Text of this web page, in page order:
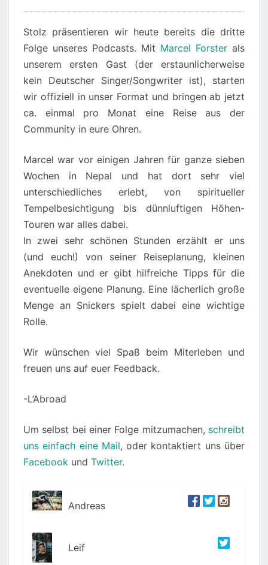
Stolz präsentieren wir heute bereits die dritte
Folge unseres Podcasts. Mit Marcel Forster als
unserem ersten Gast (der erstaunlicherweise
kein Deutscher Singer/Songwriter ist), starten
wir offiziell in unser Format und bringen ab jetzt
ca. einmal pro Monat eine Reise aus der
Community in eure Ohren.
Marcel war vor einigen Jahren für ganze sieben
Wochen in Nepal und hat dort sehr viel
unterschiedliches erlebt, von spiritueller
Tempelbesichtigung bis dünnluftigen Höhen-
Touren war alles dabei.
In zwei sehr schönen Stunden erzählt er uns
(und euch!) von seiner Reiseplanung, kleinen
Anekdoten und er gibt hilfreiche Tipps für die
eventuelle eigene Planung. Eine lächerlich große
Menge an Snickers spielt dabei eine wichtige
Rolle.
Wir wünschen viel Spaß beim Miterleben und
freuen uns auf euer Feedback.
-L’Abroad
Um selbst bei einer Folge mitzumachen, schreibt
uns einfach eine Mail, oder kontaktiert uns über
Facebook und Twitter.
Andreas
Leif